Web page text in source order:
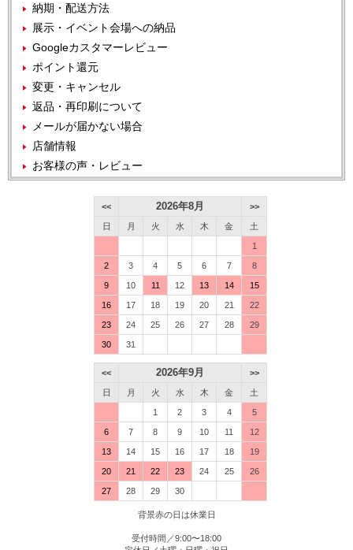
納期・配送方法
展示・イベント会場への納品
Googleカスタマーレビュー
ポイント還元
変更・キャンセル
返品・再印刷について
メールが届かない場合
店舗情報
お客様の声・レビュー
<< 2026年8月 >>
日 月 火 水 木 金 土
1
2 3 4 5 6 7 8
9 10 11 12 13 14 15
16 17 18 19 20 21 22
23 24 25 26 27 28 29
30 31
<< 2026年9月 >>
日 月 火 水 木 金 土
1 2 3 4 5
6 7 8 9 10 11 12
13 14 15 16 17 18 19
20 21 22 23 24 25 26
27 28 29 30
背景赤の日は休業日
受付時間／9:00〜18:00